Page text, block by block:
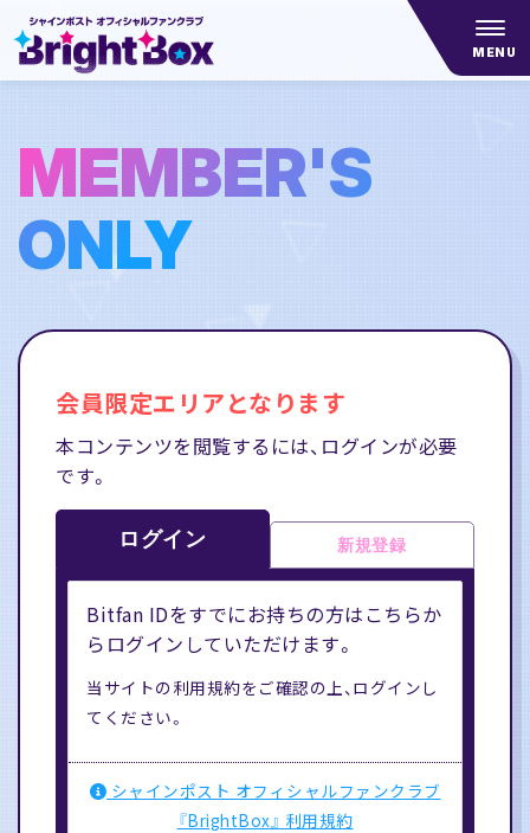
MENU
MEMBER'S
ONLY
会員限定エリアとなります
本コンテンツを閲覧するには、ログインが必要
です。
ログイン 新規登録
Bitfan IDをすでにお持ちの方はこちらか
らログインしていただけます。
当サイトの利用規約をご確認の上、ログインし
てください。
シャインポスト オフィシャルファンクラブ
『BrightBox』 利用規約